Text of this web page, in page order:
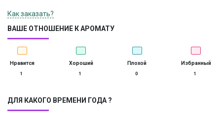
Как заказать?
ВАШЕ ОТНОШЕНИЕ К АРОМАТУ
Нравится
1
Хороший
1
Плохой
0
Избранный
1
ДЛЯ КАКОГО ВРЕМЕНИ ГОДА ?